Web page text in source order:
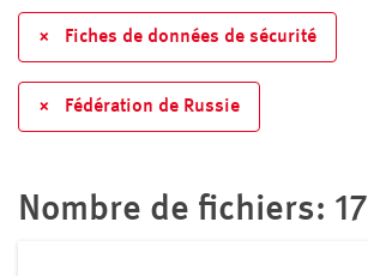
Cité du Vatican
Danemark
Finlande
× Fiches de données de sécurité
× Fédération de Russie
Nombre de fichiers: 17